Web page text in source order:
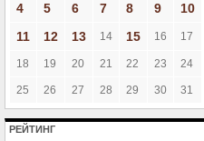
4
5 6 7 8 9
10
11
12 13 14 15 16 17
18 19 20 21 22 23 24
25 26 27 28 29 30 31
РЕЙТИНГ